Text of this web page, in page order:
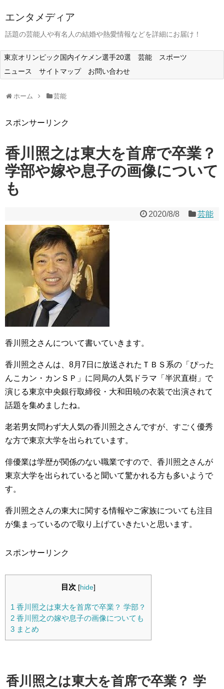
エンタメディア
話題の芸能人や有名人の結婚や熱愛情報などを詳細にお届け！
東京オリンピック国内イケメン選手20選 芸能
スポーツ
ニュース
サイトマップ お問い合わせ
ホーム 芸能
スポンサーリンク
香川照之は東大を首席で卒業？
学部や嫁や息子の画像について
も
2020/8/8 芸能
香川照之さんについて書いていきます。
香川照之さんは、8月7日に放送されたＴＢＳ系の「ぴった
んこカン・カンＳＰ」に同局の人気ドラマ「半沢直樹」で
演じる東京中央銀行取締役・大和田暁の衣装で出演されて
話題を集めましたね。
老若男女問わず大人気の香川照之さんですが、すごく優秀
な方で東京大学を出られています。
俳優業は学歴が関係のない職業ですので、香川照之さんが
東京大学を出られていると聞いて驚かれる方も多いようで
す。
香川照之さんの東大に関する情報やご家族についても注目
が集まっているので取り上げていきたいと思います。
スポンサーリンク
目次 [hide]
1 香川照之は東大を首席で卒業？ 学部？
2 香川照之の嫁や息子の画像についても
3 まとめ
香川照之は東大を首席で卒業？ 学